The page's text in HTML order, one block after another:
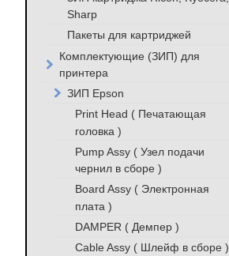
Sharp
Пакеты для картриджей
Комплектующие (ЗИП) для
принтера
ЗИП Epson
Print Head ( Печатающая
головка )
Pump Assy ( Узел подачи
чернил в сборе )
Board Assy ( Электронная
плата )
DAMPER ( Демпер )
Cable Assy ( Шлейф в сборе )